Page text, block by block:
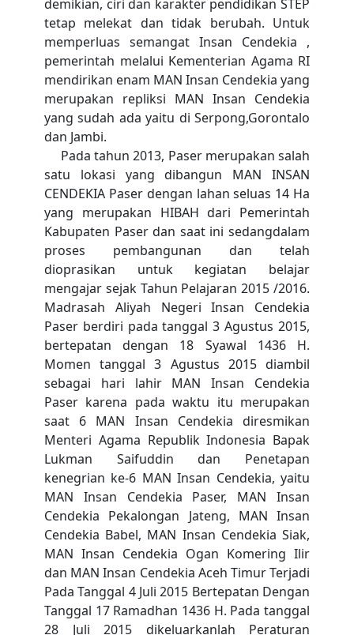
demikian, ciri dan karakter pendidikan STEP
tetap melekat dan tidak berubah. Untuk
memperluas semangat Insan Cendekia ,
pemerintah melalui Kementerian Agama RI
mendirikan enam MAN Insan Cendekia yang
merupakan repliksi MAN Insan Cendekia
yang sudah ada yaitu di Serpong,Gorontalo
dan Jambi.
Pada tahun 2013, Paser merupakan salah
satu lokasi yang dibangun MAN INSAN
CENDEKIA Paser dengan lahan seluas 14 Ha
yang merupakan HIBAH dari Pemerintah
Kabupaten Paser dan saat ini sedangdalam
proses pembangunan dan telah
dioprasikan untuk kegiatan belajar
mengajar sejak Tahun Pelajaran 2015 /2016.
Madrasah Aliyah Negeri Insan Cendekia
Paser berdiri pada tanggal 3 Agustus 2015,
bertepatan dengan 18 Syawal 1436 H.
Momen tanggal 3 Agustus 2015 diambil
sebagai hari lahir MAN Insan Cendekia
Paser karena pada waktu itu merupakan
saat 6 MAN Insan Cendekia diresmikan
Menteri Agama Republik Indonesia Bapak
Lukman Saifuddin dan Penetapan
kenegrian ke-6 MAN Insan Cendekia, yaitu
MAN Insan Cendekia Paser, MAN Insan
Cendekia Pekalongan Jateng, MAN Insan
Cendekia Babel, MAN Insan Cendekia Siak,
MAN Insan Cendekia Ogan Komering Ilir
dan MAN Insan Cendekia Aceh Timur Terjadi
Pada Tanggal 4 Juli 2015 Bertepatan Dengan
Tanggal 17 Ramadhan 1436 H. Pada tanggal
28 Juli 2015 dikeluarkanlah Peraturan